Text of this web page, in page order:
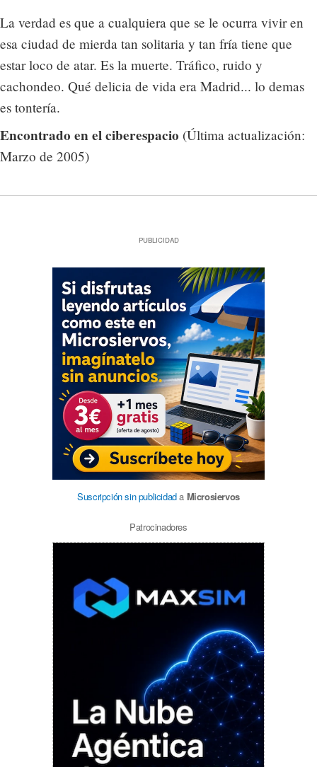
La verdad es que a cualquiera que se le ocurra vivir en
esa ciudad de mierda tan solitaria y tan fría tiene que
estar loco de atar. Es la muerte. Tráfico, ruido y
cachondeo. Qué delicia de vida era Madrid... lo demas
es tontería.
Encontrado en el ciberespacio (Última actualización:
Marzo de 2005)
PUBLICIDAD
Suscripción sin publicidada Microsiervos
Patrocinadores